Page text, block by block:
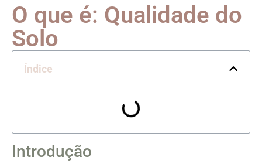
O que é: Qualidade do
Solo
Índice
Introdução